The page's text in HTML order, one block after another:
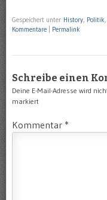
Gespeichert unter History, Politik,
Kommentare
Permalink
Schreibe einen
Deine E-Mail-Adresse wird
markiert
Kommentar *